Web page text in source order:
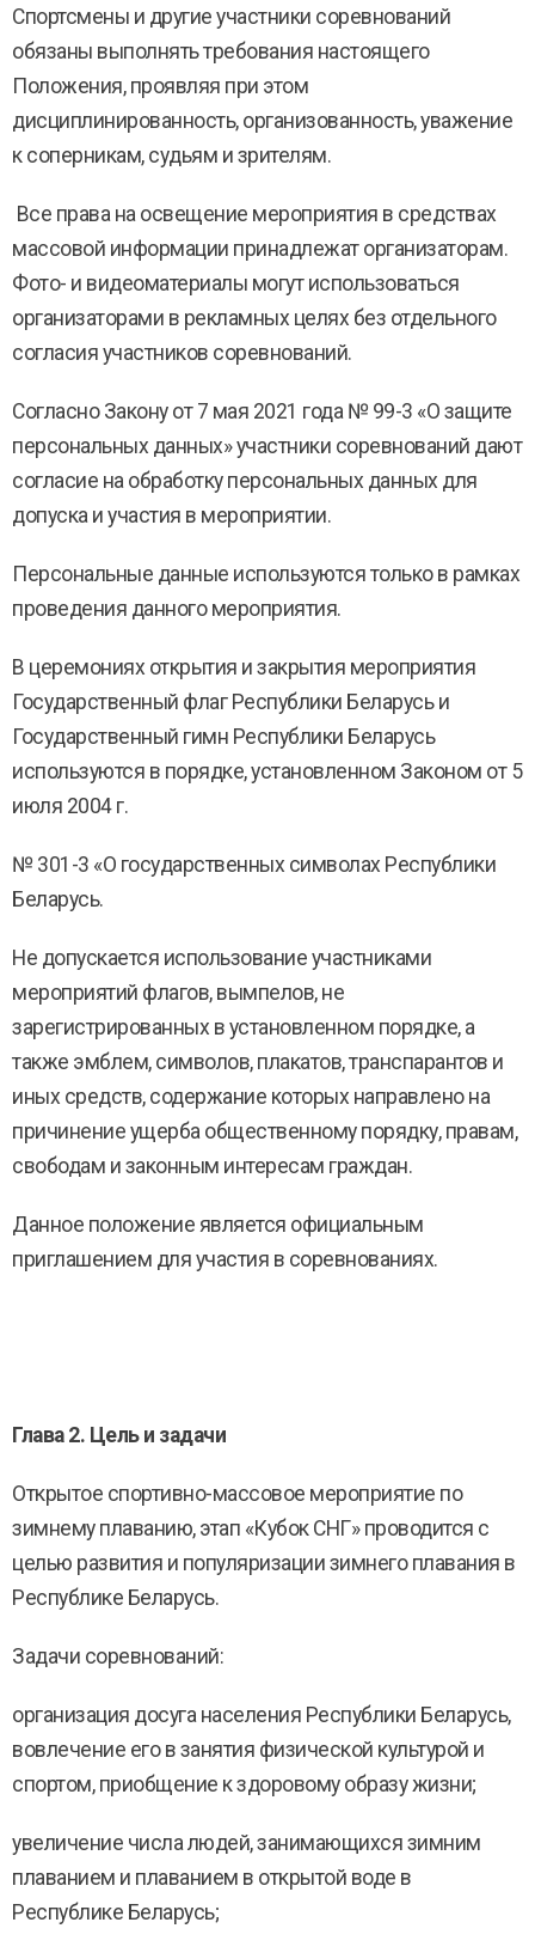
Спортсмены и другие участники соревнований
обязаны выполнять требования настоящего
Положения, проявляя при этом
дисциплинированность, организованность, уважение
к соперникам, судьям и зрителям.
Все права на освещение мероприятия в средствах
массовой информации принадлежат организаторам.
Фото- и видеоматериалы могут использоваться
организаторами в рекламных целях без отдельного
согласия участников соревнований.
Согласно Закону от 7 мая 2021 года № 99-3 «О защите
персональных данных» участники соревнований дают
согласие на обработку персональных данных для
допуска и участия в мероприятии.
Персональные данные используются только в рамках
проведения данного мероприятия.
В церемониях открытия и закрытия мероприятия
Государственный флаг Республики Беларусь и
Государственный гимн Республики Беларусь
используются в порядке, установленном Законом от 5
июля 2004 г.
№ 301-3 «О государственных символах Республики
Беларусь.
Не допускается использование участниками
мероприятий флагов, вымпелов, не
зарегистрированных в установленном порядке, а
также эмблем, символов, плакатов, транспарантов и
иных средств, содержание которых направлено на
причинение ущерба общественному порядку, правам,
свободам и законным интересам граждан.
Данное положение является официальным
приглашением для участия в соревнованиях.
Глава 2. Цель и задачи
Открытое спортивно-массовое мероприятие по
зимнему плаванию, этап «Кубок СНГ» проводится с
целью развития и популяризации зимнего плавания в
Республике Беларусь.
Задачи соревнований:
организация досуга населения Республики Беларусь,
вовлечение его в занятия физической культурой и
спортом, приобщение к здоровому образу жизни;
увеличение числа людей, занимающихся зимним
плаванием и плаванием в открытой воде в
Республике Беларусь;